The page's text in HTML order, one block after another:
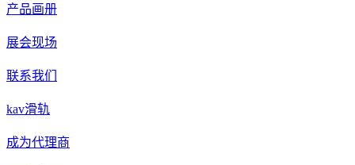
产品画册
展会现场
联系我们
kav滑轨
成为代理商